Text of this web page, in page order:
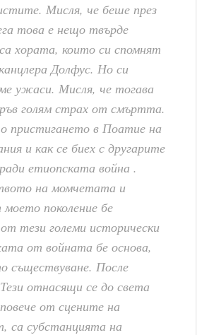
Мисля, че беше през
това е нещо твърде
хората, които си спомнят
Долфус. Но си
ужаси. Мисля, че тогава
голям страх от смъртта.
пристигането в Поатие на
и как се биех с другарите
етиопската война .
на момчетата и
поколение бе
тези големи исторически
от войната бе основа,
съществуване. После
отнасящи се до света
от сцените на
са субстанцията на